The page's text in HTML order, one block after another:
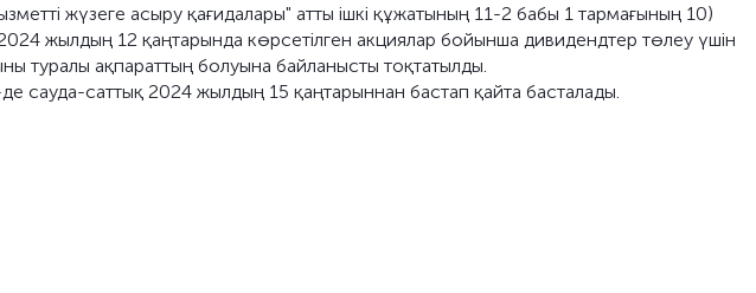
жүзеге асыру қағидалары" атты ішкі құжатының 11-2 бабы 1 тармағының 10)
жылдың 12 қаңтарында көрсетілген акциялар бойынша дивидендтер төлеу үшін
туралы ақпараттың болуына байланысты тоқтатылды.
сауда-саттық 2024 жылдың 15 қаңтарыннан бастап қайта басталады.